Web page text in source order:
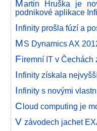
Martin Hruška je
podnikové aplikace
Infinity prošla fúzí a
MS Dynamics AX
Firemní IT v Čechách
Infinity získala
Infinity s novými
Cloud computing je
V závodech jachet